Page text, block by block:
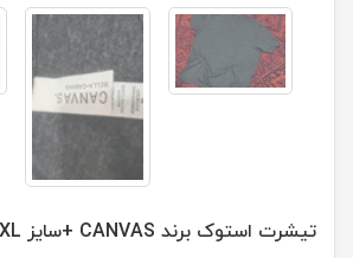
تیشرت استوک برند CANVAS +سایز XL